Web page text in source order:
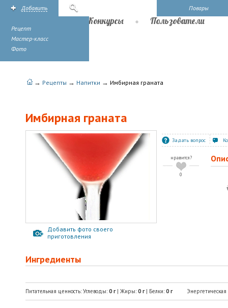
Повары
Добавить
Рецепт
Мастер-класс
Фото
Конкурсы Пользователи
→ Рецепты → Напитки → Имбирная граната
Имбирная граната
Добавить фото своего
приготовления
Задать вопрос
нравится?
0
Ингредиенты
Питательная ценность: Углеводы: 0 г| Жиры: 0 г| Белки: 0 г